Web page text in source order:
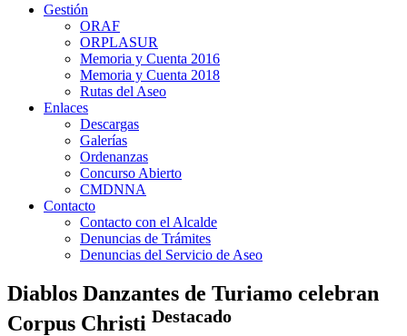
Gestión
ORAF
ORPLASUR
Memoria y Cuenta 2016
Memoria y Cuenta 2018
Rutas del Aseo
Enlaces
Descargas
Galerías
Ordenanzas
Concurso Abierto
CMDNNA
Contacto
Contacto con el Alcalde
Denuncias de Trámites
Denuncias del Servicio de Aseo
Diablos Danzantes de Turiamo celebran
Corpus Christi Destacado